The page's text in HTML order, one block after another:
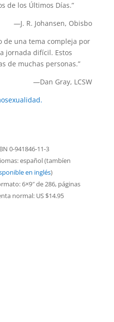
de los Últimos Días.”
—J. R. Johansen, Obisbo
de una tema compleja por
jornada difícil. Estos
de muchas personas.”
—Dan Gray, LCSW
0-941846-11-3
español (tambíen
en inglés)
6×9″ de 286, páginas
normal: US $14.95